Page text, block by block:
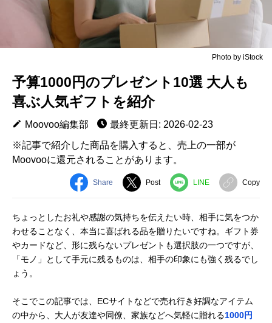
Photo by iStock
予算1000円のプレゼント10選 大人も
喜ぶ人気ギフトを紹介
Moovoo編集部
最終更新日: 2026-02-23
※記事で紹介した商品を購入すると、売上の一部が
Moovooに還元されることがあります。
Share Post LINE Copy
ちょっとしたお礼や感謝の気持ちを伝えたい時、相手に気をつか
わせることなく、本当に喜ばれる品を贈りたいですね。ギフト券
やカードなど、形に残らないプレゼントも選択肢の一つですが、
「モノ」として手元に残るものは、相手の印象にも強く残るでし
ょう。
そこでこの記事では、ECサイトなどで売れ行き好調なアイテム
の中から、大人が友達や同僚、家族などへ気軽に贈れる1000円